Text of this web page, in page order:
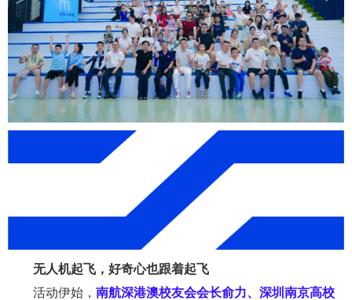
无人机起飞，好奇心也跟着起飞
活动伊始， 南航深港澳校友会会长俞力、深圳南京高校